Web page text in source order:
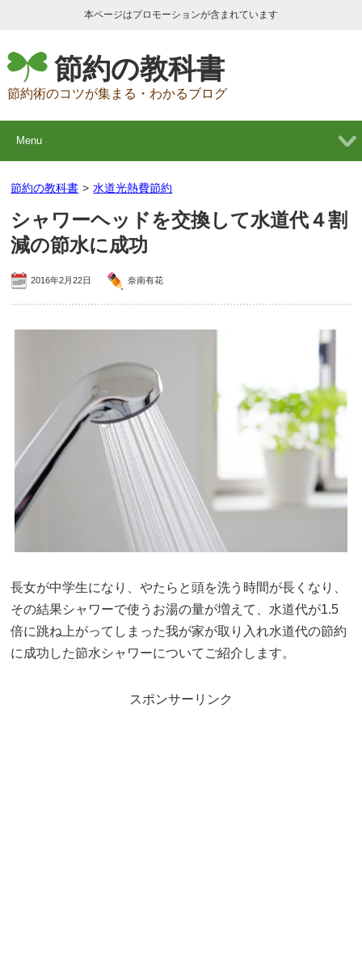
本ページはプロモーションが含まれています
節約の教科書
節約術のコツが集まる・わかるブログ
Menu
節約の教科書 > 水道光熱費節約
シャワーヘッドを交換して水道代４割
減の節水に成功
2016年2月22日 奈南有花
長女が中学生になり、やたらと頭を洗う時間が長くなり、
その結果シャワーで使うお湯の量が増えて、水道代が1.5
倍に跳ね上がってしまった我が家が取り入れ水道代の節約
に成功した節水シャワーについてご紹介します。
スポンサーリンク